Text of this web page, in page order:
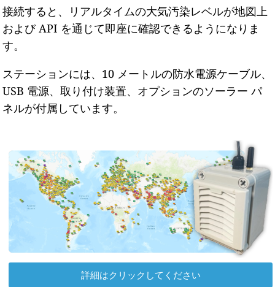
接続すると、リアルタイムの大気汚染レベルが地図上
および API を通じて即座に確認できるようになりま
す。
ステーションには、10 メートルの防水電源ケーブル、
USB 電源、取り付け装置、オプションのソーラー パ
ネルが付属しています。
詳細はクリックしてください